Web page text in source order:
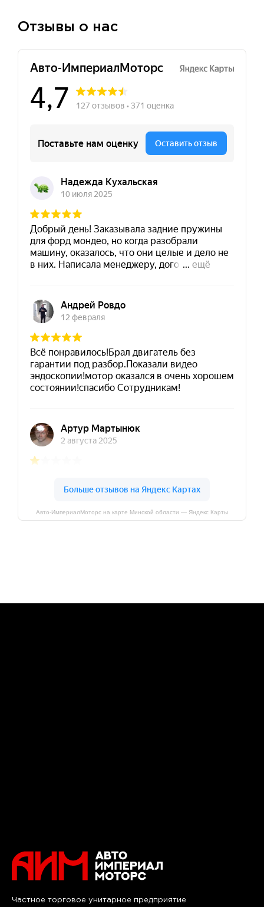
Отзывы о нас
Авто-ИмпериалМоторс на карте Минской области — Яндекс Карты
Частное торговое унитарное предприятие